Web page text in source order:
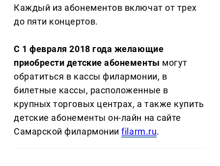
Каждый из абонементов включат от трех
до пяти концертов.
С 1 февраля 2018 года желающие
приобрести детские абонементы могут
обратиться в кассы филармонии, в
билетные кассы, расположенные в
крупных торговых центрах, а также купить
детские абонементы он-лайн на сайте
Самарской филармонииfilarm.ru.